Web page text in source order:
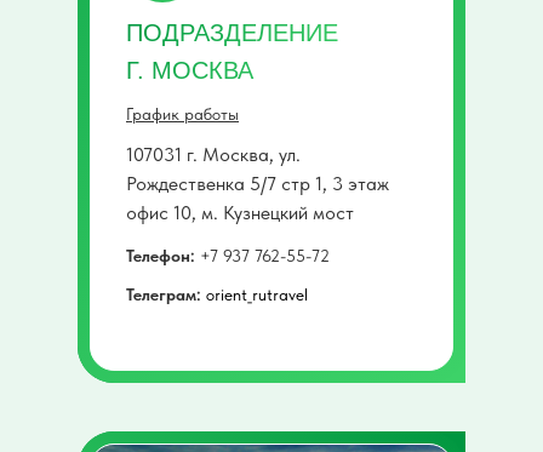
107031 г. Москва, ул.
Рождественка 5/7 стр 1, 3 этаж
офис 10, м. Кузнецкий мост
График работы
ПОДРАЗДЕЛЕНИЕ
Г. МОСКВА
Телефон: +7 937 762-55-72
Телеграм: orient_rutravel